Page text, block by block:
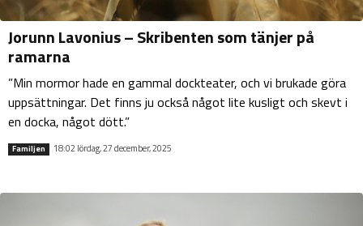
Jorunn Lavonius – Skribenten som tänjer på
ramarna
”Min mormor hade en gammal dockteater, och vi brukade göra
uppsättningar. Det finns ju också något lite kusligt och skevt i
en docka, något dött.”
Familjen 18:02 lördag, 27 december, 2025